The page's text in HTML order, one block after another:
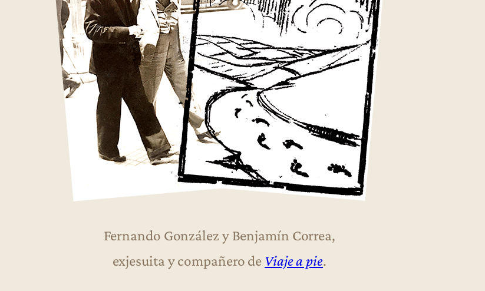
Fernando González y Benjamín Correa,
exjesuita y compañero de Viaje a pie.